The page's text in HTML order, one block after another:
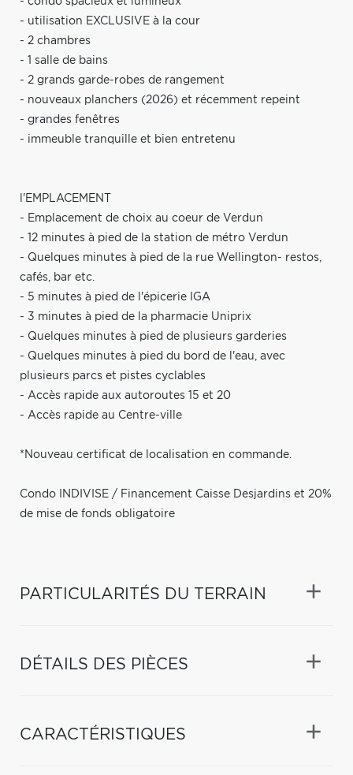
- utilisation EXCLUSIVE à la cour
- 2 chambres
- 1 salle de bains
- 2 grands garde-robes de rangement
- nouveaux planchers (2026) et récemment repeint
- grandes fenêtres
- immeuble tranquille et bien entretenu
l'EMPLACEMENT
- Emplacement de choix au coeur de Verdun
- 12 minutes à pied de la station de métro Verdun
- Quelques minutes à pied de la rue Wellington- restos,
cafés, bar etc.
- 5 minutes à pied de l'épicerie IGA
- 3 minutes à pied de la pharmacie Uniprix
- Quelques minutes à pied de plusieurs garderies
- Quelques minutes à pied du bord de l'eau, avec
plusieurs parcs et pistes cyclables
- Accès rapide aux autoroutes 15 et 20
- Accès rapide au Centre-ville
*Nouveau certificat de localisation en commande.
Condo INDIVISE / Financement Caisse Desjardins et 20%
de mise de fonds obligatoire
PARTICULARITÉS DU TERRAIN
DÉTAILS DES PIÈCES
CARACTÉRISTIQUES